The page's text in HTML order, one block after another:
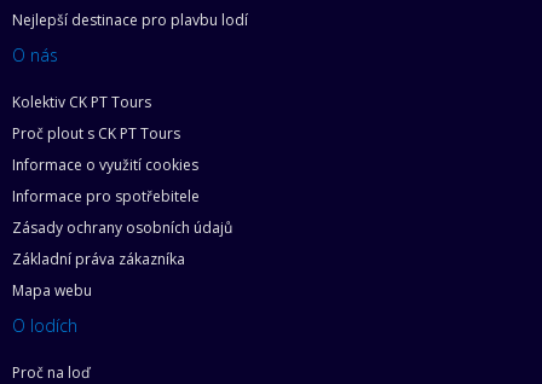
Nejlepší destinace pro plavbu lodí
O nás
Kolektiv CK PT Tours
Proč plout s CK PT Tours
Informace o využití cookies
Informace pro spotřebitele
Zásady ochrany osobních údajů
Základní práva zákazníka
Mapa webu
O lodích
Proč na loď